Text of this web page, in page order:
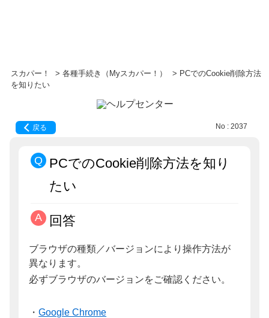
スカパー！ > 各種手続き（Myスカパー！） > PCでのCookie削除方法
を知りたい
戻る No : 2037
PCでのCookie削除方法を知り
たい
回答
ブラウザの種類／バージョンにより操作方法が
異なります。
必ずブラウザのバージョンをご確認ください。
・Google Chrome